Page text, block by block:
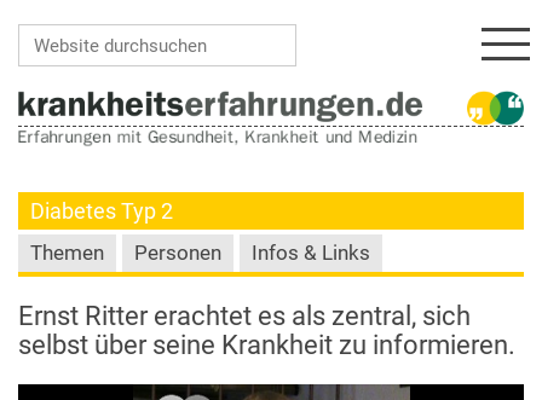
Diabetes Typ 2
Themen Personen Infos & Links
Ernst Ritter erachtet es als zentral, sich
selbst über seine Krankheit zu informieren.